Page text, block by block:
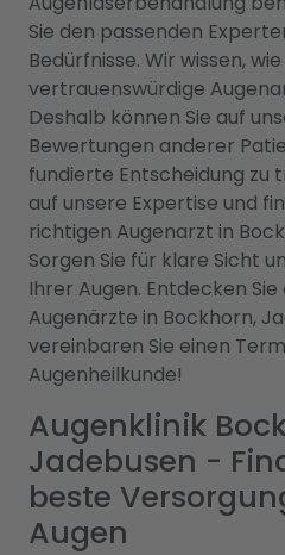
Sie den passenden
Bedürfnisse. Wir wissen,
vertrauenswürdige
Deshalb können Sie auf
Bewertungen anderer
fundierte Entscheidung zu
auf unsere Expertise und
richtigen Augenarzt in
Sorgen Sie für klare Sicht
Ihrer Augen. Entdecken
Augenärzte in Bockhorn,
vereinbaren Sie einen
Augenheilkunde!
Augenklinik
Jadebusen -
beste
Augen